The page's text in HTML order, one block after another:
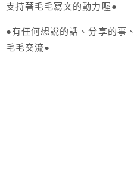
支持著毛毛寫文的動力喔●
●有任何想說的話、分享的事
毛毛交流●